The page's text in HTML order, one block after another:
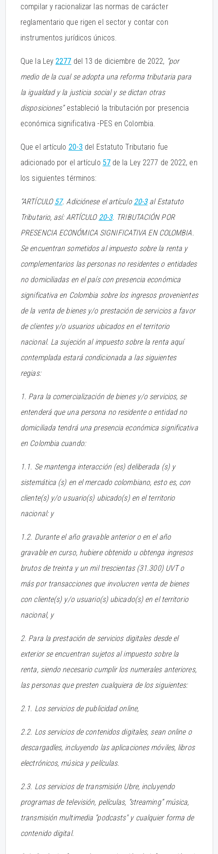
compilar y racionalizar las normas de carácter
reglamentario que rigen el sector y contar con
instrumentos jurídicos únicos.
Que la Ley2277 del 13 de diciembre de 2022, “por
medio de la cual se adopta una reforma tributaria para
la igualdad y la justicia social y se dictan otras
disposiciones” estableció la tributación por presencia
económica significativa -PES en Colombia.
Que el artículo 20-3 del Estatuto Tributario fue
adicionado por el artículo 57de la Ley 2277 de 2022, en
los siguientes términos:
“ARTÍCULO57. Adiciónese el artículo 20-3al Estatuto
Tributario, así: ARTÍCULO 20-3. TRIBUTACIÓN POR
PRESENCIA ECONÓMICA SIGNIFICATIVA EN COLOMBIA.
Se encuentran sometidos al impuesto sobre la renta y
complementarios las personas no residentes o entidades
no domiciliadas en el país con presencia económica
significativa en Colombia sobre los ingresos provenientes
de la venta de bienes y/o prestación de servicios a favor
de clientes y/o usuarios ubicados en el territorio
nacional. La sujeción al impuesto sobre la renta aquí
contemplada estará condicionada a las siguientes
regias:
1. Para la comercialización de bienes y/o servicios, se
entenderá que una persona no residente o entidad no
domiciliada tendrá una presencia económica significativa
en Colombia cuando:
1.1. Se mantenga interacción (es) deliberada (s) y
sistemática (s) en el mercado colombiano, esto es, con
cliente(s) y/o usuario(s) ubicado(s) en el territorio
nacional: y
1.2. Durante el año gravable anterior o en el año
gravable en curso, hubiere obtenido u obtenga ingresos
brutos de treinta y un mil trescientas (31.300) UVT o
más por transacciones que involucren venta de bienes
con cliente(s) y/o usuario(s) ubicado(s) en el territorio
nacional, y
2. Para la prestación de servicios digitales desde el
exterior se encuentran sujetos al impuesto sobre la
renta, siendo necesario cumplir los numerales anteriores,
las personas que presten cualquiera de los siguientes:
2.1. Los servicios de publicidad online,
2.2. Los servicios de contenidos digitales, sean online o
descargadles, incluyendo las aplicaciones móviles, libros
electrónicos, música y películas.
2.3. Los servicios de transmisión Ubre, incluyendo
programas de televisión, películas, “streaming” música,
transmisión multimedia “podcasts" y cualquier forma de
contenido digital.